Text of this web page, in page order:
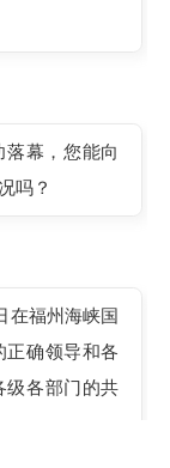
落幕，您能向
吗？
在福州海峡国
正确领导和各
级各部门的共